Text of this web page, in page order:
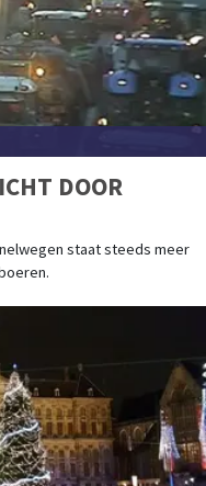
DOOR
staat steeds meer